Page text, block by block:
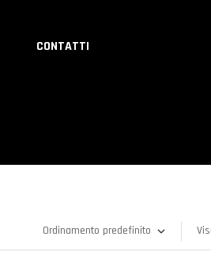
CONTATTI